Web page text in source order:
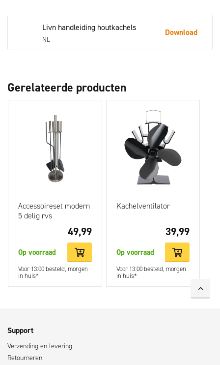
Livn handleiding houtkachels
NL
Download
Gerelateerde producten
Accessoireset modern
5 delig rvs
49,99
Op voorraad
Voor 13:00 besteld, morgen
in huis*
Kachelventilator
39,99
Op voorraad
Voor 13:00 besteld, morgen
in huis*
Support
Verzending en levering
Retourneren